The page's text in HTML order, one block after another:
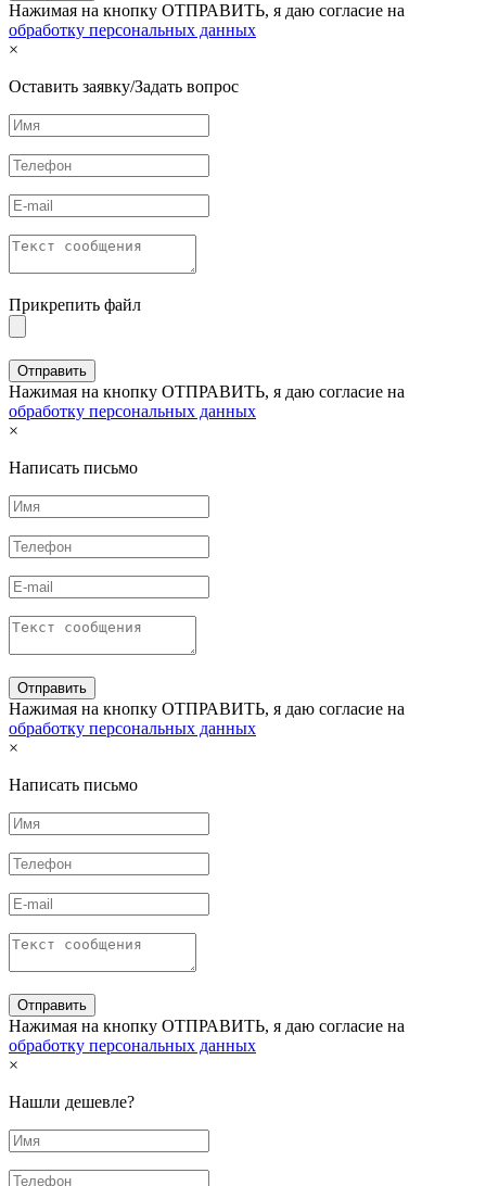
Нажимая на кнопку ОТПРАВИТЬ, я даю согласие на
обработку персональных данных
×
Оставить заявку/Задать вопрос
Прикрепить файл
Нажимая на кнопку ОТПРАВИТЬ, я даю согласие на
обработку персональных данных
×
Написать письмо
Нажимая на кнопку ОТПРАВИТЬ, я даю согласие на
обработку персональных данных
×
Написать письмо
Нажимая на кнопку ОТПРАВИТЬ, я даю согласие на
обработку персональных данных
×
Нашли дешевле?